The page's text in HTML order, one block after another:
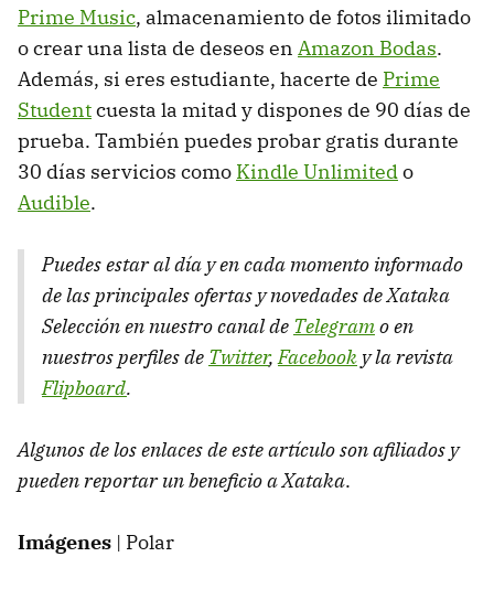
Prime Music, almacenamiento de fotos ilimitado
o crear una lista de deseos en Amazon Bodas.
Además, si eres estudiante, hacerte de Prime
Studentcuesta la mitad y dispones de 90 días de
prueba. También puedes probar gratis durante
30 días servicios como Kindle Unlimitedo
Audible.
Puedes estar al día y en cada momento informado
de las principales ofertas y novedades de Xataka
Selección en nuestro canal de Telegramo en
nuestros perfiles de Twitter,Facebook y la revista
Flipboard.
Algunos de los enlaces de este artículo son afiliados y
pueden reportar un beneficio a Xataka.
Imágenes | Polar